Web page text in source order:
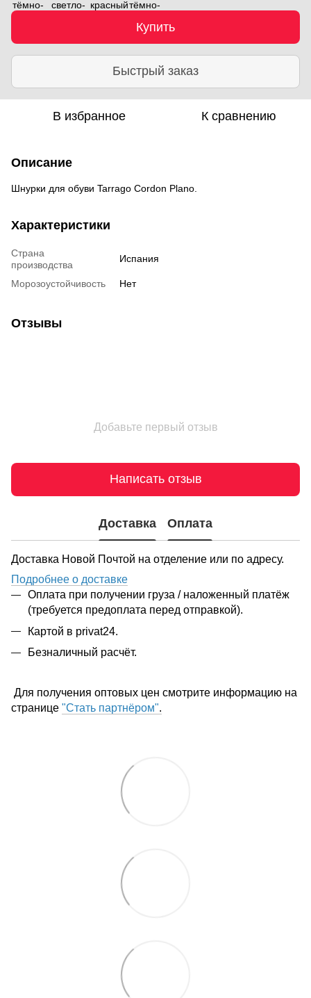
Купить
Быстрый заказ
В избранное К сравнению
Описание
Шнурки для обуви Tarrago Cordon Plano.
Характеристики
Страна
производства
Испания
Морозоустойчивость Нет
Отзывы
Добавьте первый отзыв
Написать отзыв
Доставка Оплата
Доставка Новой Почтой на отделение или по адресу.
Подробнее о доставке
Оплата при получении груза / наложенный платёж
(требуется предоплата перед отправкой).
Картой в privat24.
Безналичный расчёт.
Для получения оптовых цен смотрите информацию на
странице "Стать партнёром".